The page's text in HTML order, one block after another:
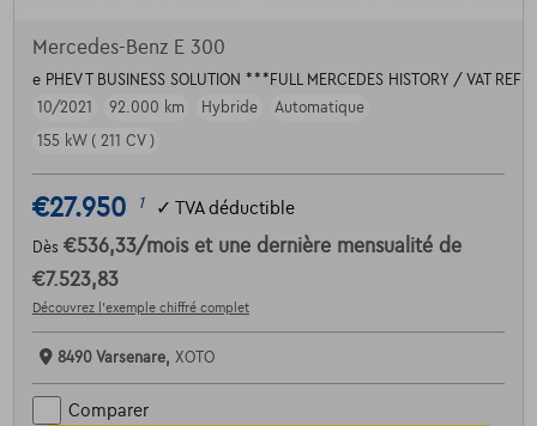
Mercedes-Benz E 300
e PHEV T BUSINESS SOLUTION ***FULL MERCEDES HISTORY / VAT
10/2021
92.000 km Hybride
Automatique
155 kW ( 211 CV )
€27.950 1 ✓ TVA déductible
Dès €536,33/mois et une dernière mensualité de
€7.523,83
Découvrez l’exemple chiffré complet
8490 Varsenare, XOTO
Comparer